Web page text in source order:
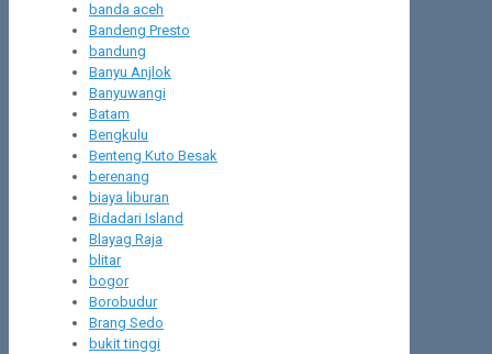
banda aceh
Bandeng Presto
bandung
Banyu Anjlok
Banyuwangi
Batam
Bengkulu
Benteng Kuto Besak
berenang
biaya liburan
Bidadari Island
Blayag Raja
blitar
bogor
Borobudur
Brang Sedo
bukit tinggi